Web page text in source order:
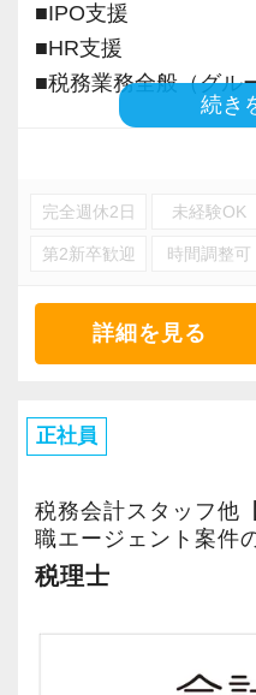
■IPO支援
■HR支援
■税務業務全般（グル
続き
完全週休2日 未経験OK
第2新卒歓迎 時間調整可
詳細を見る
正社員
税務会計スタッフ他
職エージェント案件
税理士